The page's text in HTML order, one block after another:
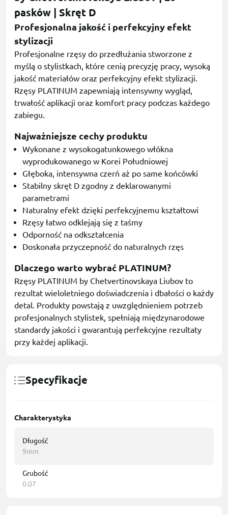
pasków | Skręt D
Profesjonalna jakość i perfekcyjny efekt
stylizacji
Profesjonalne rzęsy do przedłużania stworzone z
myślą o stylistkach, które cenią precyzję pracy, wysoką
jakość materiałów oraz perfekcyjny efekt stylizacji.
Rzęsy PLATINUM zapewniają intensywny wygląd,
trwałość aplikacji oraz komfort pracy podczas każdego
zabiegu.
Najważniejsze cechy produktu
Wykonane z wysokogatunkowego włókna
wyprodukowanego w Korei Południowej
Głęboka, intensywna czerń aż po same końcówki
Stabilny skręt D zgodny z deklarowanymi
parametrami
Naturalny efekt dzięki perfekcyjnemu kształtowi
Rzęsy łatwo odklejają się z taśmy
Odporność na odkształcenia
Doskonała przyczepność do naturalnych rzęs
Dlaczego warto wybrać PLATINUM?
Rzęsy PLATINUM by Chetvertinovskaya Liubov to
rezultat wieloletniego doświadczenia i dbałości o każdy
detal. Produkty powstają z uwzględnieniem potrzeb
profesjonalnych stylistek, spełniają międzynarodowe
standardy jakości i gwarantują perfekcyjne rezultaty
przy każdej aplikacji.
Specyfikacje
Charakterystyka
Długość
9mm
Grubość
0.07